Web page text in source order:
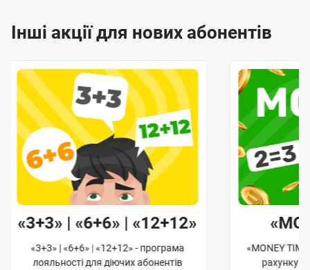
Інші акції для нових абонентів
«3+3» | «6+6» | «12+12»
«3+3» | «6+6» | «12+12» - програма
лояльності для діючих абонентів
«MONEY
рахунку